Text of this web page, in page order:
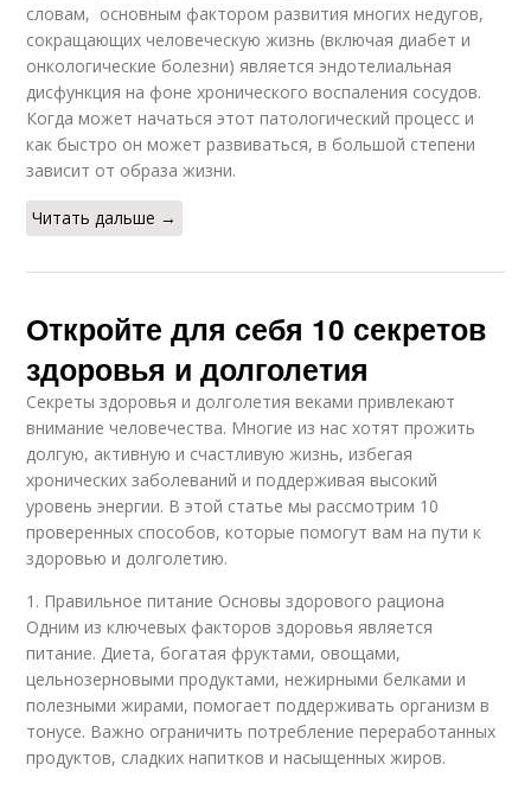
словам, основным фактором развития многих недугов,
сокращающих человеческую жизнь (включая диабет и
онкологические болезни) является эндотелиальная
дисфункция на фоне хронического воспаления сосудов.
Когда может начаться этот патологический процесс и
как быстро он может развиваться, в большой степени
зависит от образа жизни.
Читать дальше →
Откройте для себя 10 секретов
здоровья и долголетия
Секреты здоровья и долголетия веками привлекают
внимание человечества. Многие из нас хотят прожить
долгую, активную и счастливую жизнь, избегая
хронических заболеваний и поддерживая высокий
уровень энергии. В этой статье мы рассмотрим 10
проверенных способов, которые помогут вам на пути к
здоровью и долголетию.
1. Правильное питание Основы здорового рациона
Одним из ключевых факторов здоровья является
питание. Диета, богатая фруктами, овощами,
цельнозерновыми продуктами, нежирными белками и
полезными жирами, помогает поддерживать организм в
тонусе. Важно ограничить потребление переработанных
продуктов, сладких напитков и насыщенных жиров.